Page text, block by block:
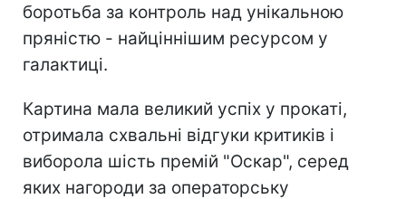
боротьба за контроль над унікальною
пряністю - найціннішим ресурсом у
галактиці.
Картина мала великий успіх у прокаті,
отримала схвальні відгуки критиків і
виборола шість премій "Оскар", серед
яких нагороди за операторську